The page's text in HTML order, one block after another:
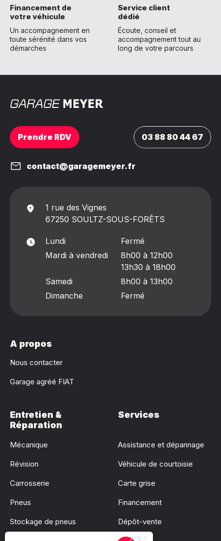
Financement de
votre véhicule
Un accompagnement en
toute sérénité dans vos
démarches
Service client
dédié
Écoute, conseil et
accompagnement tout au
long de votre parcours
Prendre RDV 03 88 80 44 67
contact@garagemeyer.fr
1 rue des Vignes
67250 SOULTZ-SOUS-FORÊTS
Lundi
Fermé
Mardi à vendredi
8h00 à 12h00
13h30 à 18h00
Samedi
8h00 à 13h00
Dimanche
Fermé
A propos
Nous contacter
Garage agréé FIAT
Entretien &
Réparation
Mécanique
Révision
Carrosserie
Pneus
Stockage de pneus
Services
Assistance et dépannage
Véhicule de courtoisie
Carte grise
Financement
Dépôt-vente